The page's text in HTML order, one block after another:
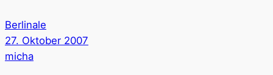
Berlinale
27. Oktober 2007
micha